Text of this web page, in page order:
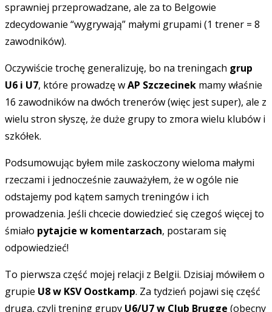
sprawniej przeprowadzane, ale za to Belgowie
zdecydowanie “wygrywają” małymi grupami (1 trener = 8
zawodników).
Oczywiście trochę generalizuję, bo na treningach grup
U6 i U7, które prowadzę wAP Szczecinek mamy właśnie
16 zawodników na dwóch trenerów (więc jest super), ale z
wielu stron słyszę, że duże grupy to zmora wielu klubów i
szkółek.
Podsumowując byłem mile zaskoczony wieloma małymi
rzeczami i jednocześnie zauważyłem, że w ogóle nie
odstajemy pod kątem samych treningów i ich
prowadzenia. Jeśli chcecie dowiedzieć się czegoś więcej to
śmiało pytajcie w komentarzach, postaram się
odpowiedzieć!
To pierwsza część mojej relacji z Belgii. Dzisiaj mówiłem o
grupie U8 w KSV Oostkamp. Za tydzień pojawi się część
druga, czyli trening grupy U6/U7 w Club Brugge (obecny